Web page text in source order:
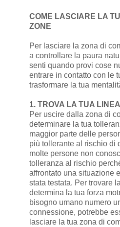
COME LASCIARE LA
ZONE
Per lasciare la zona di
a controllare la paura
senti quando provi cose
entrare in contatto con le
trasformare la tua
1. TROVA LA TUA
Per uscire dalla zona di
determinare la tua
maggior parte delle
più tollerante al rischio di
molte persone non
tolleranza al rischio
affrontato una situazione
stata testata. Per trovare
determina la tua forza
bisogno umano numero
connessione, potrebbe
lasciare la tua zona di